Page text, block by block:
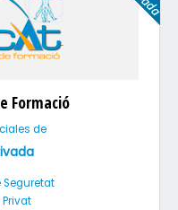
Formació
de
Seguretat